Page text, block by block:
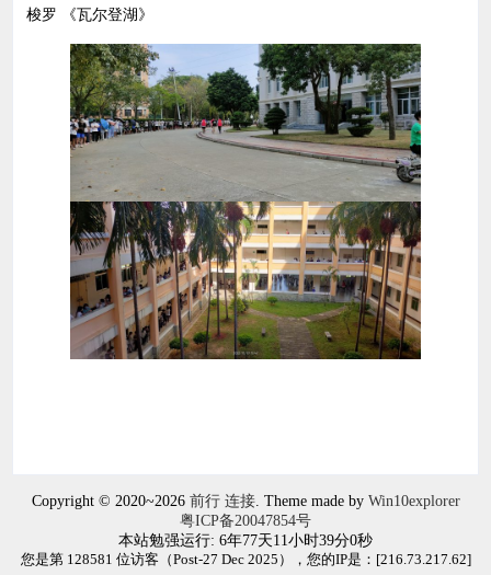
梭罗 《瓦尔登湖》
Copyright © 2020~2026 前行 连接. Theme made by Win10explorer
粤ICP备20047854号
本站勉强运行: 6年77天11小时39分0秒
您是第 128581 位访客（Post-27 Dec 2025），您的IP是：[216.73.217.62]